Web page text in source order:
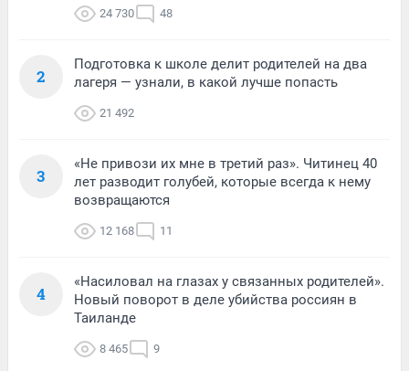
24 730 48
2
Подготовка к школе делит родителей на два
лагеря — узнали, в какой лучше попасть
21 492
3
«Не привози их мне в третий раз». Читинец 40
лет разводит голубей, которые всегда к нему
возвращаются
12 168 11
4
«Насиловал на глазах у связанных родителей».
Новый поворот в деле убийства россиян в
Таиланде
8 465 9